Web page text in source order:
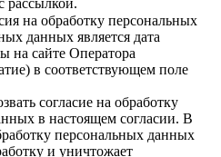
рассылкой.
на обработку персональных
данных является дата
на сайте Оператора
в соответствующем поле
согласие на обработку
в настоящем согласии. В
персональных данных
и уничтожает